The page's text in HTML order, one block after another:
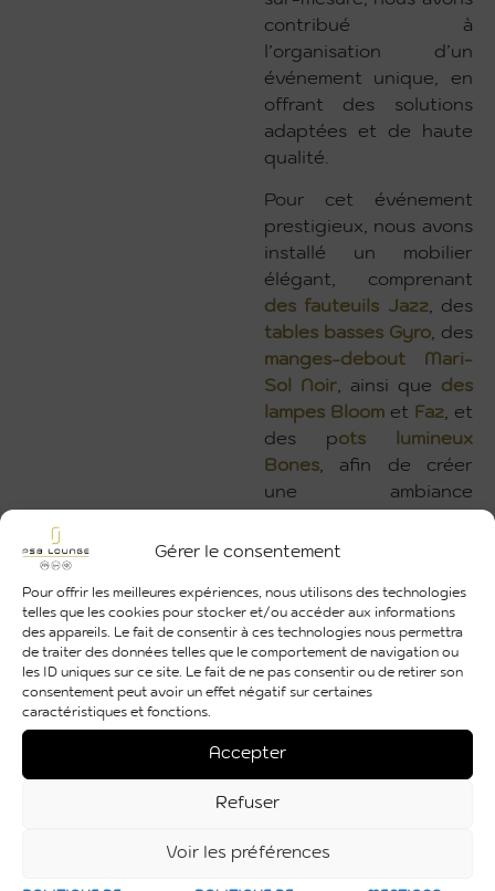
Gérer le consentement
Pour offrir les meilleures expériences, nous utilisons des technologies
telles que les cookies pour stocker et/ou accéder aux informations
des appareils. Le fait de consentir à ces technologies nous permettra
de traiter des données telles que le comportement de navigation ou
les ID uniques sur ce site. Le fait de ne pas consentir ou de retirer son
consentement peut avoir un effet négatif sur certaines
caractéristiques et fonctions.
Accepter
Refuser
Voir les préférences
contribué à
l’organisation d’un
événement unique, en
offrant des solutions
adaptées et de haute
qualité.
Pour cet événement
prestigieux, nous avons
installé un mobilier
élégant, comprenant
des fauteuils Jazz, des
tables basses Gyro, des
manges-debout Mari-
Sol Noir, ainsi que des
lampes Bloomet Faz, et
des pots lumineux
Bones, afin de créer
une ambiance
Nos techniques
audiovisuellesont
également été mises en
œuvre pour sublimer
l’événement avecun
éclairage soigné
et
aménagée
immersive et mémorable